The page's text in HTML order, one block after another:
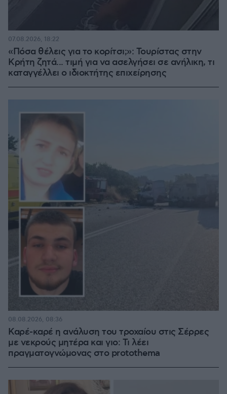
«Πόσα θέλεις για το κορίτσι;»: Τουρίστας στην
Κρήτη ζητά... τιμή για να ασελγήσει σε ανήλικη, τι
καταγγέλλει ο ιδιοκτήτης επιχείρησης
07.08.2026, 18:22
Καρέ-καρέ η ανάλυση του τροχαίου στις Σέρρες
με νεκρούς μητέρα και γιο: Τι λέει
πραγματογνώμονας στο protothema
08.08.2026, 08:36